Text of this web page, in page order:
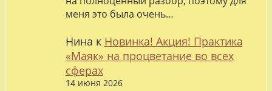
меня это была очень…
Нина к Новинка! Акция! Практика
«Маяк» на процветание во всех
сферах
14 июня 2026